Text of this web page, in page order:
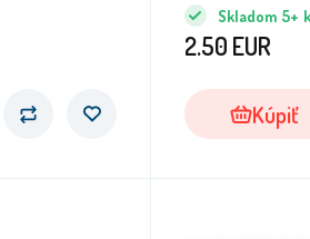
Skladom 5+
2.50 EUR
Kúpiť